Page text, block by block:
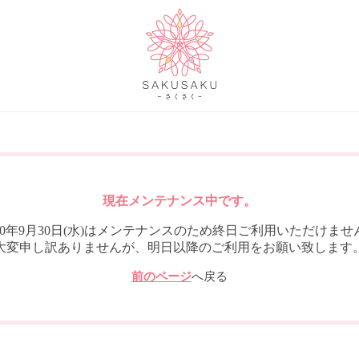
現在メンテナンス中です。
年9月30日(水)はメンテナンスのため終日ご利用いただけませ
変申し訳ありませんが、明日以降のご利用をお願い致します
前のページへ戻る